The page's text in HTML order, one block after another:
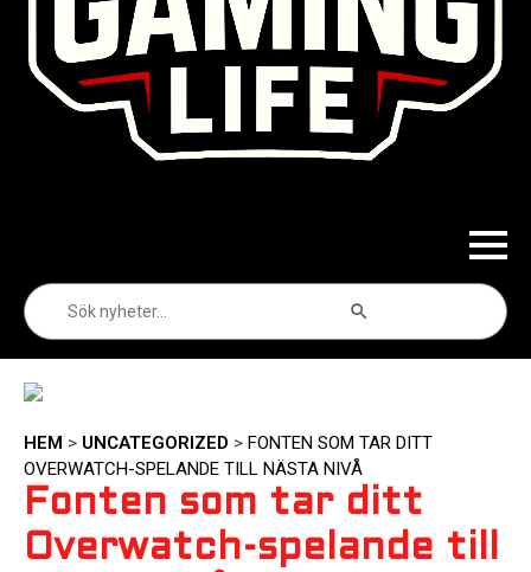
efter:
HEM > UNCATEGORIZED > FONTEN SOM TAR DITT
OVERWATCH-SPELANDE TILL NÄSTA NIVÅ
Fonten som tar ditt
Overwatch-spelande till